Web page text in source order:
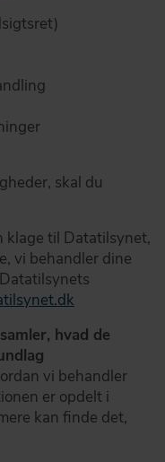
skal du
klage til Datatilsynet,
vi behandler dine
hvad de
vi behandler
er opdelt i
kan finde det,